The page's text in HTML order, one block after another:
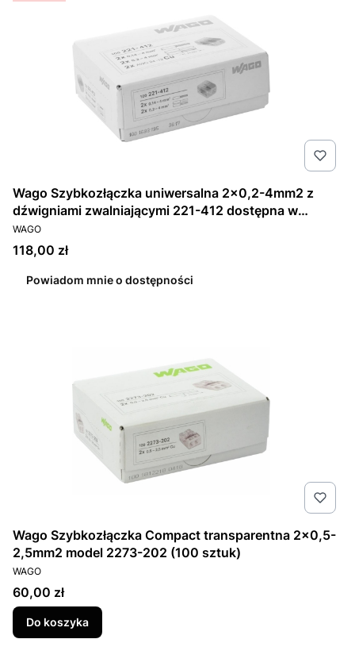
Wago Szybkozłączka uniwersalna 2x0,2-4mm2 z
dźwigniami zwalniającymi 221-412 dostępna w
zestawie 100 sztuk.
PRODUCENT
WAGO
Cena
118,00 zł
Powiadom mnie o dostępności
Wago Szybkozłączka Compact transparentna 2x0,5-
2,5mm2 model 2273-202 (100 sztuk)
PRODUCENT
WAGO
Cena
60,00 zł
Do koszyka